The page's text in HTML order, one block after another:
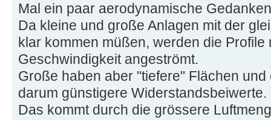
Mal ein paar aerodynamische
Da kleine und große Anlagen mit der
klar kommen müßen, werden die Profile
Geschwindigkeit angeströmt.
Große haben aber "tiefere" Flächen
darum günstigere Widerstandsbeiwerte.
Das kommt durch die grössere